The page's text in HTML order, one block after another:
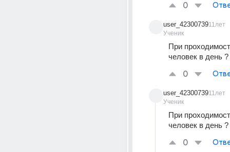
0
user_42300739
Ученик
11лет
При
человек в день ?
0
user_42300739
Ученик
11лет
При
человек в день ?
0